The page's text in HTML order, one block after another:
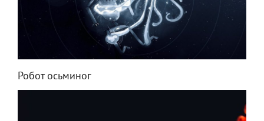
Робот осьминог